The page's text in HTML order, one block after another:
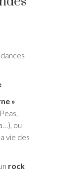
»
ou
vie des
rock